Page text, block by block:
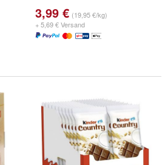
3,99 € (19,95 €/kg)
+ 5,69 € Versand